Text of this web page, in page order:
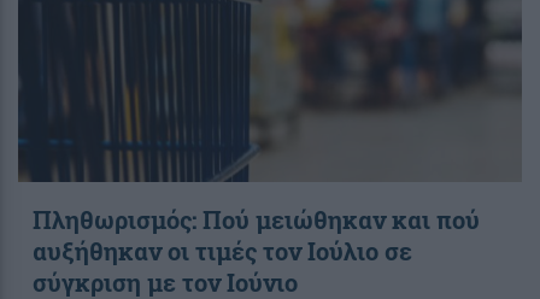
Πληθωρισμός: Πού μειώθηκαν και πού
αυξήθηκαν οι τιμές τον Ιούλιο σε
σύγκριση με τον Ιούνιο